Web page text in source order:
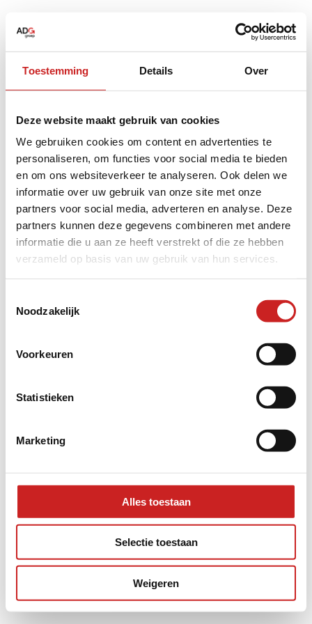
Toestemming Details Over
Deze website maakt gebruik van cookies
We gebruiken cookies om content en advertenties te
personaliseren, om functies voor social media te bieden
en om ons websiteverkeer te analyseren. Ook delen we
informatie over uw gebruik van onze site met onze
partners voor social media, adverteren en analyse. Deze
partners kunnen deze gegevens combineren met andere
informatie die u aan ze heeft verstrekt of die ze hebben
verzameld op basis van uw gebruik van hun services.
Noodzakelijk
Voorkeuren
Statistieken
Marketing
Alles toestaan
Selectie toestaan
Weigeren
loadingwww.adggroep.nl
for more